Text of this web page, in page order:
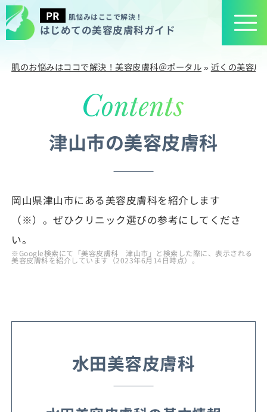
肌悩みはここで解決！
はじめての美容皮膚科ガイド
肌のお悩みはココで解決！美容皮膚科＠ポータル»近くの美容皮
津山市の美容皮膚科
岡山県津山市にある美容皮膚科を紹介します
（※）。ぜひクリニック選びの参考にしてくださ
い。
※Google検索にて「美容皮膚科 津山市」と検索した際に、表示される
美容皮膚科を紹介しています（2023年6月14日時点）。
水田美容皮膚科